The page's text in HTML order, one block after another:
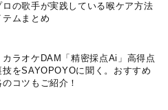
ロの歌手が実践している喉ケア⽅法
テムまとめ
カラオケDAM「精密採点Ai」高得点
をSAYOPOYOに聞く。おすすめ
コツもご紹介！